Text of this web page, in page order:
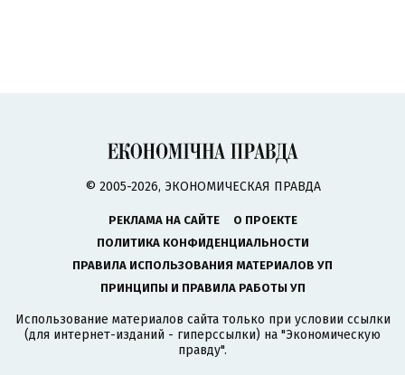
© 2005-2026, ЭКОНОМИЧЕСКАЯ ПРАВДА
РЕКЛАМА НА САЙТЕ
О ПРОЕКТЕ
ПОЛИТИКА КОНФИДЕНЦИАЛЬНОСТИ
ПРАВИЛА ИСПОЛЬЗОВАНИЯ МАТЕРИАЛОВ УП
ПРИНЦИПЫ И ПРАВИЛА РАБОТЫ УП
Использование материалов сайта только при условии ссылки
(для интернет-изданий - гиперссылки) на "Экономическую
правду".